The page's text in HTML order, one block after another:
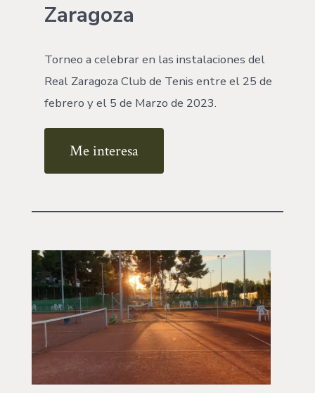
Zaragoza
Torneo a celebrar en las instalaciones del
Real Zaragoza Club de Tenis entre el 25 de
febrero y el 5 de Marzo de 2023.
Me interesa